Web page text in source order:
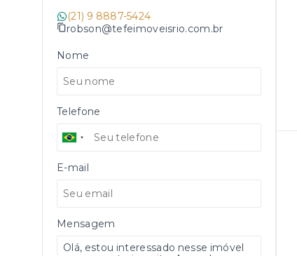
(21) 9 8887-5424
robson@tefeimoveisrio.com.br
Nome
Telefone
E-mail
Mensagem